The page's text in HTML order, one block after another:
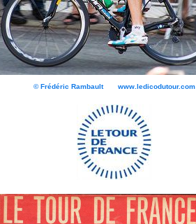
© Frédéric Rambault www.ledicodutour.com